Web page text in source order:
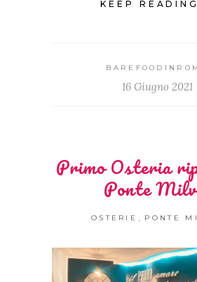
KEEP
16 Giugno 2021
Primo Osteria
Ponte
OSTERIE PONTE